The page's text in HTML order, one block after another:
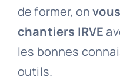
de former, on
chantiers IRVE
les bonnes
outils.